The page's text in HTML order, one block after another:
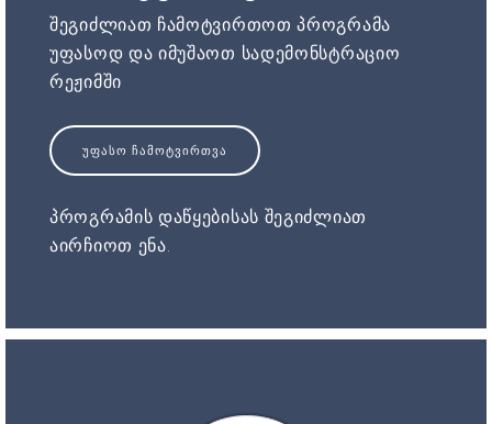
შეგიძლიათ ჩამოტვირთოთ პროგრამა
უფასოდ და იმუშაოთ სადემონსტრაციო
რეჟიმში
ᲣᲤᲐᲡᲝ ᲩᲐᲛᲝᲢᲕᲘᲠᲗᲕᲐ
პროგრამის დაწყებისას შეგიძლიათ
აირჩიოთ ენა.